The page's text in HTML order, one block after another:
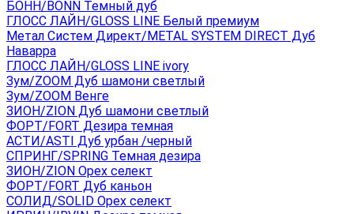
БОНН/BONN Темный дуб
ГЛОСС ЛАЙН/GLOSS LINE Белый премиум
Метал Систем Директ/METAL SYSTEM DIRECT Дуб
Наварра
ГЛОСС ЛАЙН/GLOSS LINE ivory
Зум/ZOOM Дуб шамони светлый
Зум/ZOOM Венге
ЗИОН/ZION Дуб шамони светлый
ФОРТ/FORT Дезира темная
АСТИ/ASTI Дуб урбан /черный
СПРИНГ/SPRING Темная дезира
ЗИОН/ZION Орех селект
ФОРТ/FORT Дуб каньон
СОЛИД/SOLID Орех селект